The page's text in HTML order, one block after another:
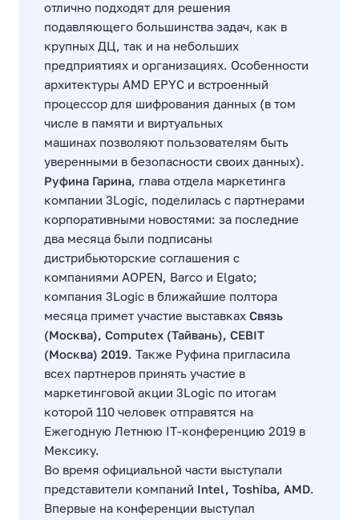
отлично подходят для решения
подавляющего большинства задач, как в
крупных ДЦ, так и на небольших
предприятиях и организациях. Особенности
архитектуры AMD EPYC и встроенный
процессор для шифрования данных (в том
числе в памяти и виртуальных
машинах позволяют пользователям быть
уверенными в безопасности своих данных).
Руфина Гарина, глава отдела маркетинга
компании 3Logic, поделилась с партнерами
корпоративными новостями: за последние
два месяца были подписаны
дистрибьюторские соглашения с
компаниями AOPEN, Barco и Elgato;
компания 3Logic в ближайшие полтора
месяца примет участие выставкахСвязь
(Москва), Computex (Тайвань), CEBIT
(Москва) 2019. Также Руфина пригласила
всех партнеров принять участие в
маркетинговой акции 3Logic по итогам
которой 110 человек отправятся на
Ежегодную Летнюю IT-конференцию 2019 в
Мексику.
Во время официальной части выступали
представители компаний Intel, Toshiba, AMD.
Впервые на конференции выступал